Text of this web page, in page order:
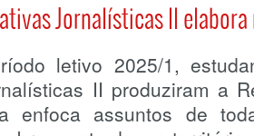
Jornalísticas II
letivo 2025/1,
II produziram a
enfoca assuntos de